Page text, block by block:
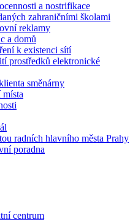
a nostrifikace
zahraničními školami
reklamy
a domů
k existenci sítí
prostředků elektronické
směnárny
radních hlavního města Prahy
poradna
centrum